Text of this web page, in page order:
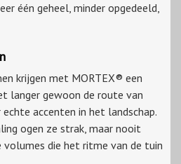
één geheel, minder opgedeeld,
krijgen met MORTEX® een
langer gewoon de route van
accenten in het landschap.
ogen ze strak, maar nooit
volumes die het ritme van de tuin